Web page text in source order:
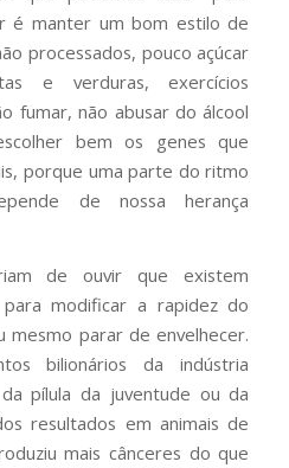
é manter um bom estilo de
processados, pouco açúcar
e verduras, exercícios
fumar, não abusar do álcool
bem os genes que
porque uma parte do ritmo
de nossa herança
de ouvir que existem
para modificar a rapidez do
mesmo parar de envelhecer.
bilionários da indústria
pílula da juventude ou da
resultados em animais de
mais cânceres do que